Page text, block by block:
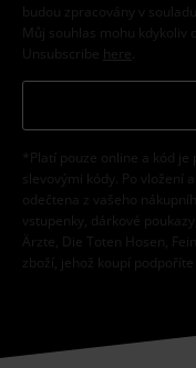
budou zpracovány v
Můj souhlas mohu kdykoliv
Unsubscribe here
*Platí pouze online a kód
slevovými kódy. Po vložení
odečtena z vašeho
vstupenky, dárkové
Ärzte, Die Toten Hosen,
zboží, jehož koupí podpoříte